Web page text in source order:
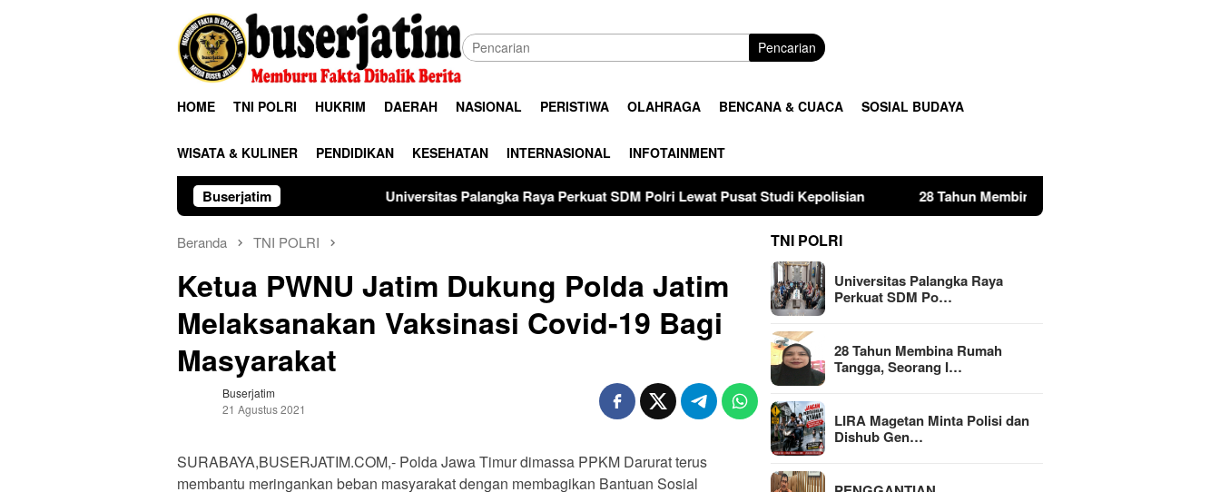
Pencarian
HOME TNI POLRI HUKRIM DAERAH NASIONAL PERISTIWA OLAHRAGA BENCANA & CUACA SOSIAL BUDAYA
WISATA & KULINER PENDIDIKAN KESEHATAN INTERNASIONAL INFOTAINMENT
BuserjatimUniversitas Palangka Raya Perkuat SDM Polri Lewat Pusat Studi Kepolisian 28 Tahun Membina Rumah Tangga, Seorang Ibu Lima Anak
Beranda TNI POLRI
Ketua PWNU Jatim Dukung Polda Jatim
Melaksanakan Vaksinasi Covid-19 Bagi
Masyarakat
Buserjatim
21 Agustus 2021
SURABAYA,BUSERJATIM.COM,- Polda Jawa Timur dimassa PPKM Darurat terus
membantu meringankan beban masyarakat dengan membagikan Bantuan Sosial
TNI POLRI
Universitas Palangka Raya
Perkuat SDM Po…
28 Tahun Membina Rumah
Tangga, Seorang I…
LIRA Magetan Minta Polisi dan
Dishub Gen…